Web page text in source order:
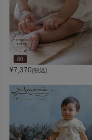
¥7,370(税込)